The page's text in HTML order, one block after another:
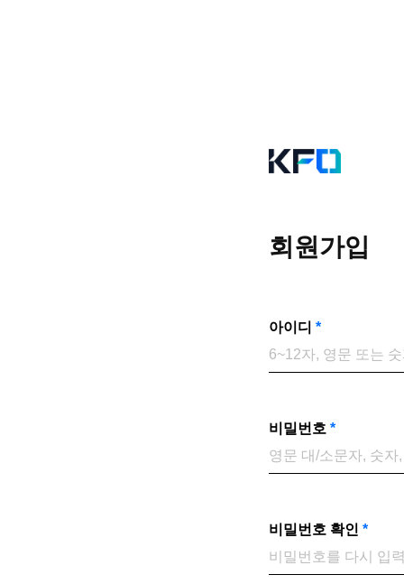
회원가입
아이디 *
비밀번호 *
비밀번호 확인 *